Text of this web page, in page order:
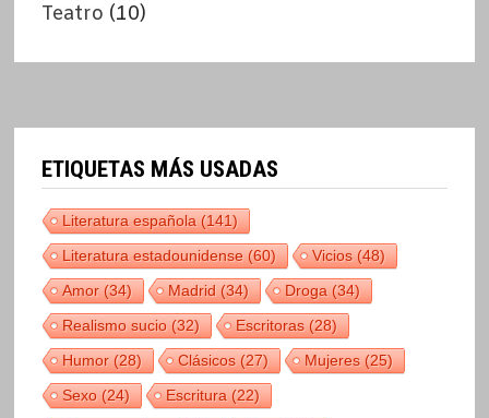
Teatro (10)
ETIQUETAS MÁS USADAS
Literatura española(141)
Literatura estadounidense(60) Vicios(48)
Amor(34) Madrid(34) Droga(34)
Realismo sucio(32) Escritoras(28)
Humor(28) Clásicos(27) Mujeres(25)
Sexo(24) Escritura(22)